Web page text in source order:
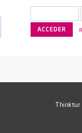
Thinktur